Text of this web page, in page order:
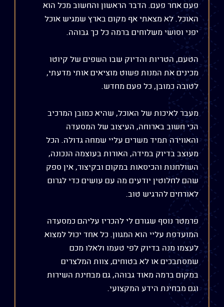
פעם אחר פעם. הדבר הראשון והחשוב מכל הוא
האוכל. לא מצאתי אף מקום בארץ שמגיש אוכל
יפני וסושי משלוחים ברמה כל כך גבוהה.
הטעם, הטריות והדיוק שבו השפים של קיוטו
מכינים את המנות פשוט מוציאים אותי מדעתי,
לטובה כמובן, כל פעם מחדש.
מעבר לאיכות של האוכל, שהיא כמובן המרכיב
הכי חשוב בארוחה, העיצוב של המסעדה
והאווירה תמיד משרים עליי שמחה גדולה. הכל
מעוצב בדיוק במידה, האורות בעוצמה הנכונה,
השולחנות והכיסאות במקום ובקיצור, אין ספק
שהם לחלוטין יודעים מה עם עושים כדי לגרום
לאורחים להרגיש טוב.
פרמטר נוסף שגורם לי להכריז עליהם כמסעדה
המועדפת עליי הוא המגוון. כל אחד יכול למצוא
לעצמו מנה בדיוק לפי טעמו ולאלו מכם
שמסתבכים או לא בטוחים, צוות המלצרים
במקום ברמה מאוד גבוהה, גם מבחינת השירות
וגם מבחינת הידע המקצועי.